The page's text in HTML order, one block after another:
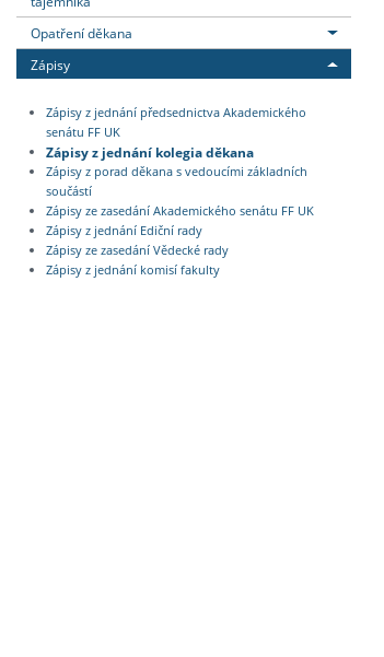
Opatření děkana
Zápisy
Zápisy z jednání předsednictva Akademického
senátu FF UK
Zápisy z jednání kolegia děkana
Zápisy z porad děkana s vedoucími základních
součástí
Zápisy ze zasedání Akademického senátu FF UK
Zápisy z jednání Ediční rady
Zápisy ze zasedání Vědecké rady
Zápisy z jednání komisí fakulty